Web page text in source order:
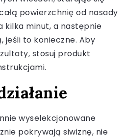
powierzchnię od nasady
kilka minut, a następnie
jeśli to konieczne. Aby
stosuj produkt
wyselekcjonowane
pokrywają siwiznę, nie